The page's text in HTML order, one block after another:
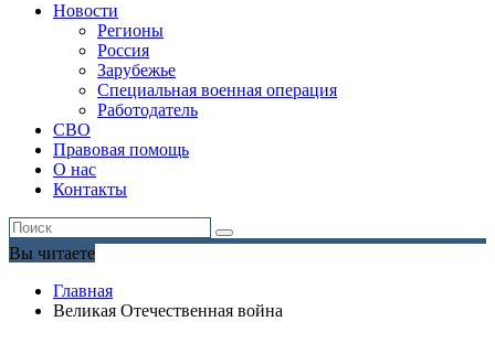
Новости
Регионы
Россия
Зарубежье
Специальная военная операция
Работодатель
СВО
Правовая помощь
О нас
Контакты
Вы читаете
Главная
Великая Отечественная война